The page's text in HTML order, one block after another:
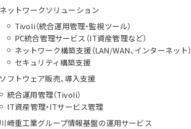
ネットワークソリューション
Tivoli（統合運用管理・監視ツール）
PC統合管理サービス（IT資産管理など）
ネットワーク構築支援（LAN/WAN、インターネット）
セキュリティ構築支援
フトウェア販売、導入支援
統合運用管理（Tivoli）
IT資産管理・ITサービス管理
崎重工業グループ情報基盤の運用サービス